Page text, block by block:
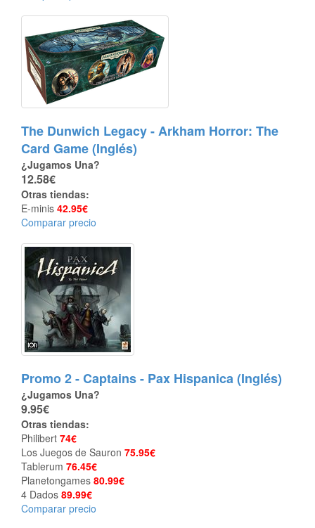
The Dunwich Legacy - Arkham Horror: The
Card Game (Inglés)
¿Jugamos Una?
12.58€
Otras tiendas:
E-minis 42.95€
Comparar precio
Promo 2 - Captains - Pax Hispanica (Inglés)
¿Jugamos Una?
9.95€
Otras tiendas:
Philibert 74€
Los Juegos de Sauron 75.95€
Tablerum 76.45€
Planetongames 80.99€
4 Dados 89.99€
Comparar precio